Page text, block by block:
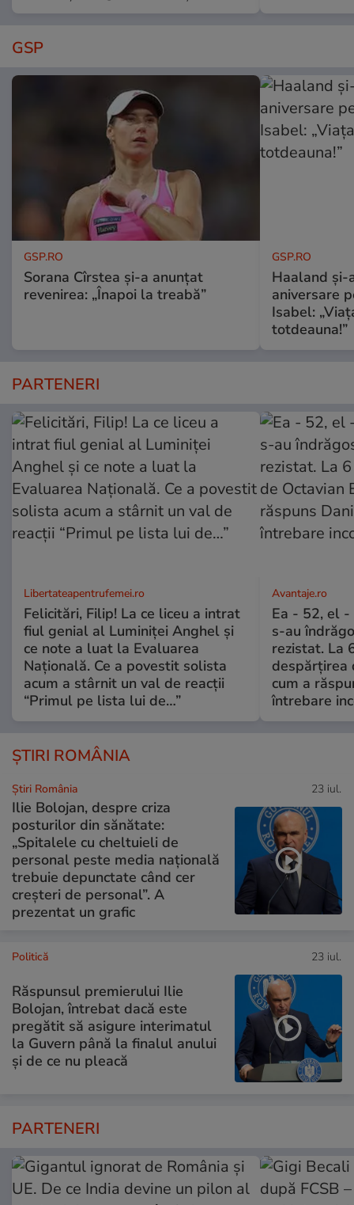
GSP
GSP.RO
Sorana Cîrstea și-a anunțat
revenirea: „Înapoi la treabă”
GSP.RO
Haaland
aniversare
Isabel:
totdeauna!”
PARTENERI
Libertateapentrufemei.ro
Felicitări, Filip! La ce liceu a intrat
fiul genial al Luminiței Anghel și
ce note a luat la Evaluarea
Națională. Ce a povestit solista
acum a stârnit un val de reacții
“Primul pe lista lui de…”
Avantaje.ro
Ea - 52, el -
s-au
rezistat. La
despărțirea
cum a
întrebare
ȘTIRI ROMÂNIA
Știri România 23 iul.
Ilie Bolojan, despre criza
posturilor din sănătate:
„Spitalele cu cheltuieli de
personal peste media națională
trebuie depunctate când cer
creșteri de personal”. A
prezentat un grafic
Politică 23 iul.
Răspunsul premierului Ilie
Bolojan, întrebat dacă este
pregătit să asigure interimatul
la Guvern până la finalul anului
și de ce nu pleacă
PARTENERI